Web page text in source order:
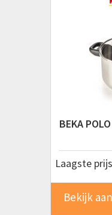
BEKA
Laagste prijs
Bekijk